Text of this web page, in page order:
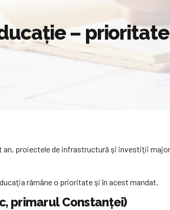
–
proiectele de infrastructură şi investiţii
rămâne o prioritate şi în acest mandat.
primarul Constanţei)